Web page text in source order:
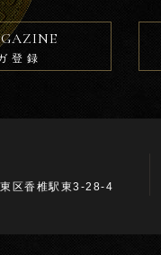
登録
区香椎駅東3-28-4